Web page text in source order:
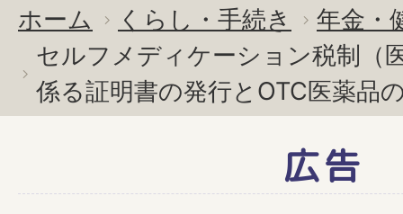
ホーム くらし・手続き
年金・
セルフメディケーション税制（
係る証明書の発行とOTC医薬品
広告